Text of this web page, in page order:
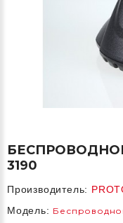
БЕСПРОВОДНОЙ
3190
Производитель:
Модель: